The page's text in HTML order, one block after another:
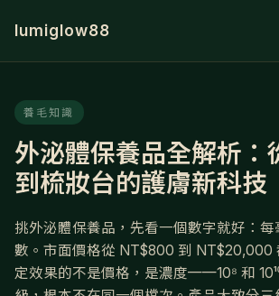
lumiglow88
養毛知識
外泌體保養品全解析：
到梳妝台的護膚新科技
挑外泌體保養品，先看一個數字就好：
數。市面價格從 NT$800 到 NT$20,000
定效果的不是價格，是濃度——10⁸ 和